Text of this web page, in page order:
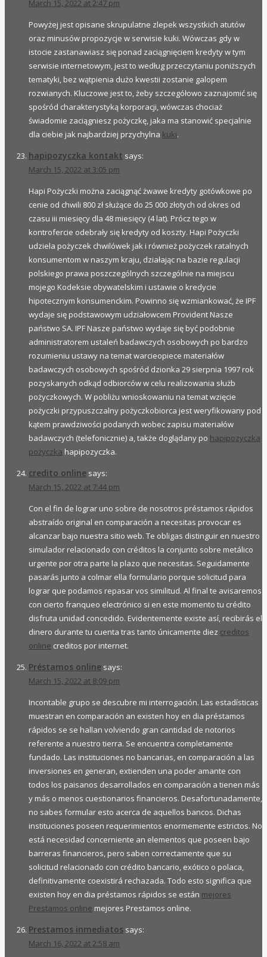
March 15, 2022 at 2:47 pm
Powyżej jest opisane skrupulatne zlepek wszystkich atutów
oraz minusów propozycje w serwisie kuki. Wówczas gdy w
istocie zastanawiasz się ponad zaciągnięciem kredyty w tym
serwisie internetowym, jest to według przeczytaniu poniższych
tematyki, bez wątpienia dużo kwestii zostanie galopem
rozwianych. Kluczowe jest to, żeby szczegółowo zaznajomić się
spośród charakterystyką korporacji, wówczas chociaż
świadomie zaciągniesz pożyczkę, jaka ma stanowić specjalnie
dla ciebie jak najbardziej przychylna kuki.
hapipozyczka kontakt says:
March 15, 2022 at 3:05 pm
Hapi Pożyczki można zaciągnąć żwawe kredyty gotówkowe po
cenie od chwili 800 zł służące do 25 000 złotych od okres od
czasu iii miesięcy dla 48 miesięcy (4 lat). Prócz tego w
kontrofercie odebrały się kredyty od koszty. Hapi Pożyczki
udziela pożyczek chwilówek jak i również pożyczek ratalnych
konsumentom w naszym kraju, działając na bazie regulacji
polskiego prawa poszczególnych szczególnie na miejscu
mojego Kodeksie obywatelskim i ustawie o kredycie
hipotecznym konsumenckim. Powinno się wzmiankować, że IPF
wydaje się podstawowym udziałowcem Provident Nasze
państwo SA. IPF Nasze państwo wydaje się być podobnie
administratorem ustaleń badawczych osobowych po bardzo
rozumieniu ustawy na temat warcieopiece materiałów
badawczych osobowych spośród dzionka 29 sierpnia 1997 rok
pozyskanych odkąd odbiorców w celu realizowania służb
pożyczkowych. W pobliżu wnioskowaniu na temat wzięcie
pożyczki przypuszczalny pożyczkobiorca jest weryfikowany pod
kątem prawdziwości podanych wobec zapisu materiałów
badawczych (telefonicznie) a, także doglądany po hapipozyczka
pożyczka hapipozyczka.
credito online says:
March 15, 2022 at 7:44 pm
Con el fin de lograr uno sobre de nosotros préstamos rápidos
abstraído original en comparación a necesitas provocar es
alcanzar bajo nuestra sitio web. Te obligas distinguir en nuestro
simulador relacionado con créditos la conjunto sobre metálico
urgente por otra parte la plazo que necesitas. Seguidamente
pasarás junto a colmar ella formulario porque solicitud para
lograr que podamos repasar vos similitud. Al final te avisaremos
con cierto franqueo electrónico si en este momento tu crédito
disfruta unidad concedido. Evidentemente existe así, recibirás el
dinero durante tu cuenta tras tanto únicamente diez creditos
online creditos por internet.
Préstamos online says:
March 15, 2022 at 8:09 pm
Incontable grupo se descubre mi interrogación. Las estadísticas
muestran en comparación an existen hoy en dia préstamos
rápidos se se hallan volviendo gran cantidad de notorios
referente a nuestro tierra. Se encuentra completamente
fundado. Las instituciones no bancarias, en comparación a las
inversiones en generan, extienden una poder amante con
todos los paisanos desarrollados en comparación a tienen más
y más o menos cuestionarios financieros. Desafortunadamente,
no sabes formular esto acerca de aquellos bancos. Dichas
instituciones poseen requerimientos enormemente estrictos. No
está necesidad concerniente an elementos que poseen bajo
barreras financieros, pero saben correctamente que su
solicitud relacionado con crédito bancario, exótico o polaca,
definitivamente coexistirá rechazada. Todo esto significa que
existen hoy en dia préstamos rápidos se están mejores
Prestamos online mejores Prestamos online.
Prestamos inmediatos says:
March 16, 2022 at 2:58 am